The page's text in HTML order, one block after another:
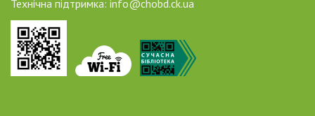
Технічна підтримка: info@chobd.ck.ua